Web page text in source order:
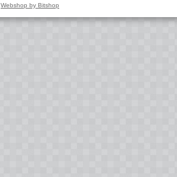
Webshop by Bitshop